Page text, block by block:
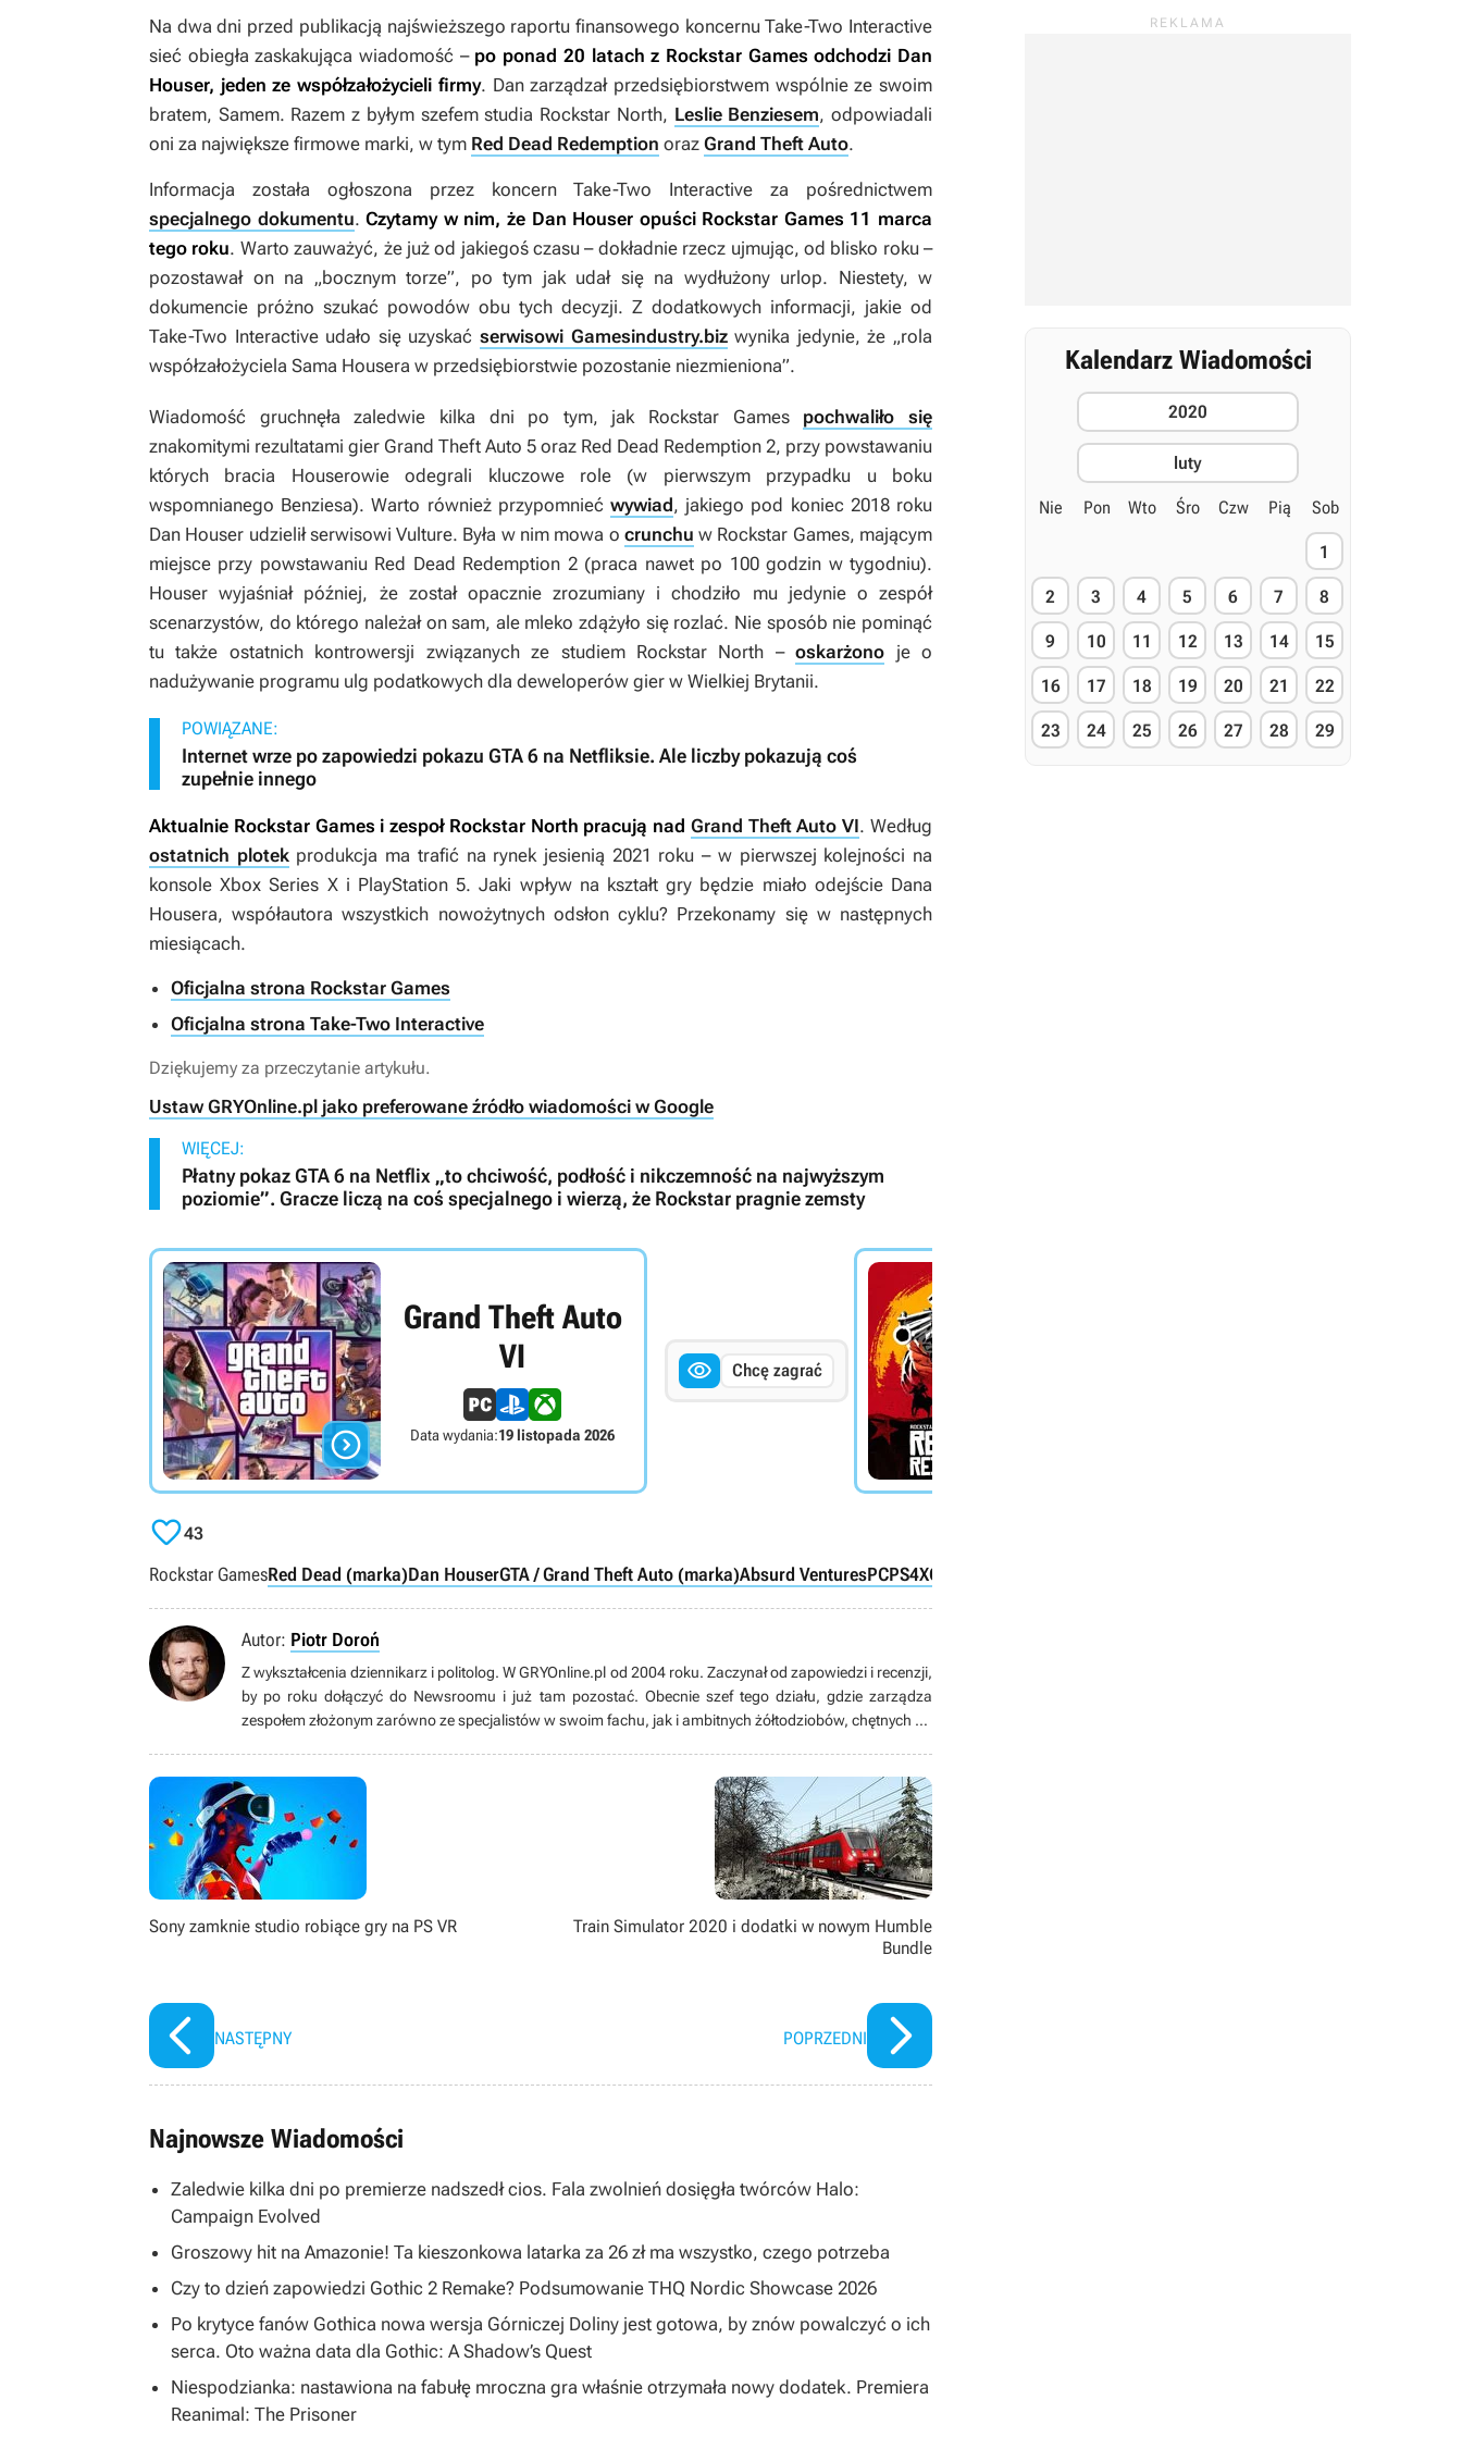
Na dwa dni przed publikacją najświeższego raportu finansowego koncernu Take-Two Interactive
sieć obiegła zaskakująca wiadomość – po ponad 20 latach z Rockstar Games odchodzi Dan
Houser, jeden ze współzałożycieli firmy. Dan zarządzał przedsiębiorstwem wspólnie ze swoim
bratem, Samem. Razem z byłym szefem studia Rockstar North, Leslie Benziesem, odpowiadali
oni za największe firmowe marki, w tym Red Dead Redemption oraz Grand Theft Auto.
Informacja została ogłoszona przez koncern Take-Two Interactive za pośrednictwem
specjalnego dokumentu.Czytamy w nim, że Dan Houser opuści Rockstar Games 11 marca
tego roku. Warto zauważyć, że już od jakiegoś czasu – dokładnie rzecz ujmując, od blisko roku –
pozostawał on na „bocznym torze”, po tym jak udał się na wydłużony urlop. Niestety, w
dokumencie próżno szukać powodów obu tych decyzji. Z dodatkowych informacji, jakie od
Take-Two Interactive udało się uzyskać serwisowi Gamesindustry.bizwynika jedynie, że „rola
współzałożyciela Sama Housera w przedsiębiorstwie pozostanie niezmieniona”.
Wiadomość gruchnęła zaledwie kilka dni po tym, jak Rockstar Games pochwaliło się
znakomitymi rezultatami gier Grand Theft Auto 5 oraz Red Dead Redemption 2, przy powstawaniu
których bracia Houserowie odegrali kluczowe role (w pierwszym przypadku u boku
wspomnianego Benziesa). Warto również przypomnieć wywiad, jakiego pod koniec 2018 roku
Dan Houser udzielił serwisowi Vulture. Była w nim mowa o crunchu w Rockstar Games, mającym
miejsce przy powstawaniu Red Dead Redemption 2(praca nawet po 100 godzin w tygodniu).
Houser wyjaśniał później, że został opacznie zrozumiany i chodziło mu jedynie o zespół
scenarzystów, do którego należał on sam, ale mleko zdążyło się rozlać. Nie sposób nie pominąć
tu także ostatnich kontrowersji związanych ze studiem Rockstar North –oskarżono je o
nadużywanie programu ulg podatkowych dla deweloperów gier w Wielkiej Brytanii.
POWIĄZANE:
Internet wrze po zapowiedzi pokazu GTA 6 na Netfliksie. Ale liczby pokazują coś
zupełnie innego
Aktualnie Rockstar Games i zespoł Rockstar North pracują nad Grand Theft Auto VI. Według
ostatnich plotekprodukcja ma trafić na rynek jesienią 2021 roku – w pierwszej kolejności na
konsole Xbox Series X i PlayStation 5. Jaki wpływ na kształt gry będzie miało odejście Dana
Housera, współautora wszystkich nowożytnych odsłon cyklu? Przekonamy się w następnych
miesiącach.
Oficjalna strona Rockstar Games
Oficjalna strona Take-Two Interactive
Dziękujemy za przeczytanie artykułu.
Ustaw GRYOnline.pl jako preferowane źródło wiadomości w Google
WIĘCEJ:
Płatny pokaz GTA 6 na Netflix „to chciwość, podłość i nikczemność na najwyższym
poziomie”. Gracze liczą na coś specjalnego i wierzą, że Rockstar pragnie zemsty

Grand Theft Auto
VI
Data wydania:19 listopada 2026
 Chcę zagrać
43
Rockstar GamesRed Dead (marka)Dan HouserGTA / Grand Theft Auto (marka)Absurd VenturesPCPS4XONE
Autor: Piotr Doroń
Z wykształcenia dziennikarz i politolog. W GRYOnline.pl od 2004 roku. Zaczynał od zapowiedzi i recenzji,
by po roku dołączyć do Newsroomu i już tam pozostać. Obecnie szef tego działu, gdzie zarządza
zespołem złożonym zarówno ze specjalistów w swoim fachu, jak i ambitnych żółtodziobów, chętnych do
gier (długo by wymieniać ulubione gatunki), Internetu, dobrej książki sci-fi i fantasy, nie pogardzi również
dopieszczonym serialem lub filmem. Mąż, ojciec trójki dzieci, esteta, zwolennik umiaru w życiu
prywatnym.
Sony zamknie studio robiące gry na PS VR
NASTĘPNY
Train Simulator 2020 i dodatki w nowym Humble
Bundle
POPRZEDNI
Najnowsze Wiadomości
Zaledwie kilka dni po premierze nadszedł cios. Fala zwolnień dosięgła twórców Halo:
Campaign Evolved
Groszowy hit na Amazonie! Ta kieszonkowa latarka za 26 zł ma wszystko, czego potrzeba
Czy to dzień zapowiedzi Gothic 2 Remake? Podsumowanie THQ Nordic Showcase 2026
Po krytyce fanów Gothica nowa wersja Górniczej Doliny jest gotowa, by znów powalczyć o ich
serca. Oto ważna data dla Gothic: A Shadow’s Quest
Niespodzianka: nastawiona na fabułę mroczna gra właśnie otrzymała nowy dodatek. Premiera
Reanimal: The Prisoner
Kalendarz Wiadomości
2020
luty
Nie Pon Wto Śro Czw Pią Sob
1
2 3 4 5 6 7 8
9 10 11 12 13 14 15
16 17 18 19 20 21 22
23 24 25 26 27 28 29